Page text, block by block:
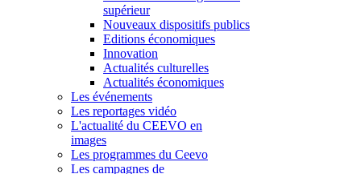
supérieur
Nouveaux dispositifs publics
Editions économiques
Innovation
Actualités culturelles
Actualités économiques
Les événements
Les reportages vidéo
L'actualité du CEEVO en
images
Les programmes du Ceevo
Les campagnes de